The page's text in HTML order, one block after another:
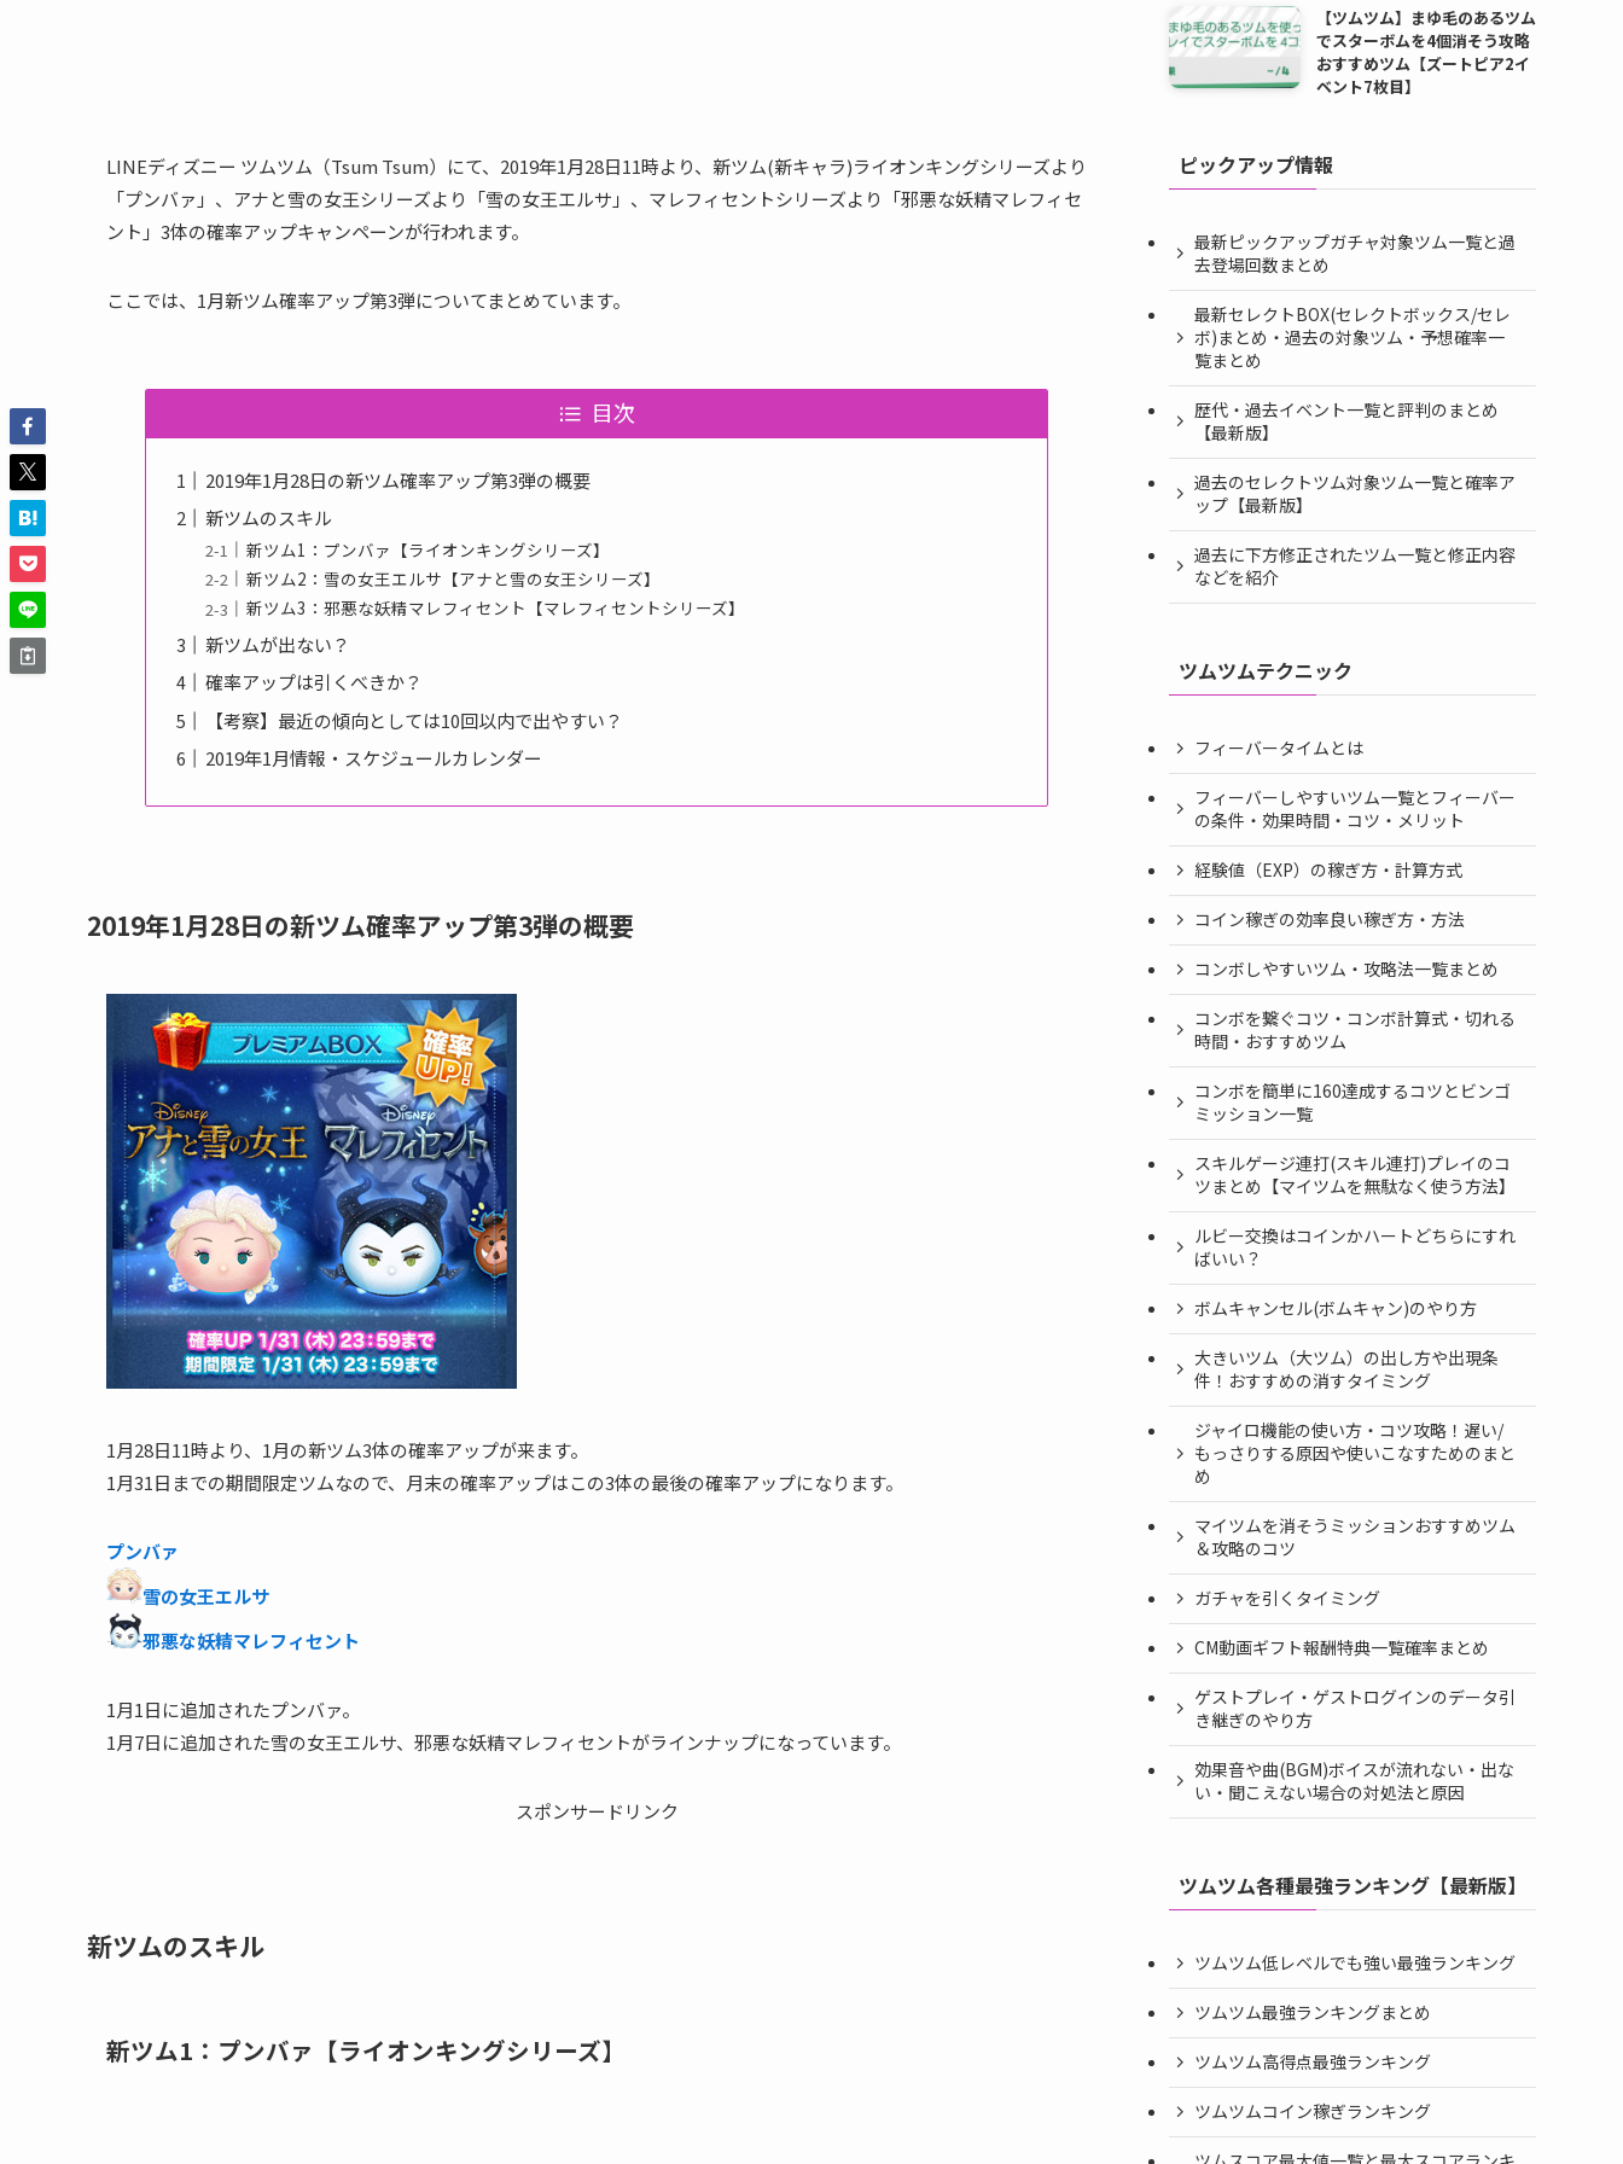
LINEディズニー ツムツム（Tsum Tsum）にて、2019年1月28日11時より、新ツム(新キャラ)ライオンキングシリーズより
「プンバァ」、アナと雪の女王シリーズより「雪の女王エルサ」、マレフィセントシリーズより「邪悪な妖精マレフィセ
ント」3体の確率アップキャンペーンが行われます。
ここでは、1月新ツム確率アップ第3弾についてまとめています。
目次
2019年1月28日の新ツム確率アップ第3弾の概要
新ツムのスキル
新ツム1：プンバァ【ライオンキングシリーズ】
新ツム2：雪の女王エルサ【アナと雪の女王シリーズ】
新ツム3：邪悪な妖精マレフィセント【マレフィセントシリーズ】
新ツムが出ない？
確率アップは引くべきか？
【考察】最近の傾向としては10回以内で出やすい？
2019年1月情報・スケジュールカレンダー
2019年1月28日の新ツム確率アップ第3弾の概要
1月28日11時より、1月の新ツム3体の確率アップが来ます。
1月31日までの期間限定ツムなので、月末の確率アップはこの3体の最後の確率アップになります。
プンバァ
雪の女王エルサ
邪悪な妖精マレフィセント
1月1日に追加されたプンバァ。
1月7日に追加された雪の女王エルサ、邪悪な妖精マレフィセントがラインナップになっています。
スポンサードリンク
新ツムのスキル
新ツム1：プンバァ【ライオンキングシリーズ】
【ツムツム】まゆ毛のあるツム
でスターボムを4個消そう攻略
おすすめツム【ズートピア2イ
ベント7枚目】
ピックアップ情報
最新ピックアップガチャ対象ツム一覧と過
去登場回数まとめ
最新セレクトBOX(セレクトボックス/セレ
ボ)まとめ・過去の対象ツム・予想確率一
覧まとめ
歴代・過去イベント一覧と評判のまとめ
【最新版】
過去のセレクトツム対象ツム一覧と確率ア
ップ【最新版】
過去に下方修正されたツム一覧と修正内容
などを紹介
ツムツムテクニック
フィーバータイムとは
フィーバーしやすいツム一覧とフィーバー
の条件・効果時間・コツ・メリット
経験値（EXP）の稼ぎ方・計算方式
コイン稼ぎの効率良い稼ぎ方・方法
コンボしやすいツム・攻略法一覧まとめ
コンボを繋ぐコツ・コンボ計算式・切れる
時間・おすすめツム
コンボを簡単に160達成するコツとビンゴ
ミッション一覧
スキルゲージ連打(スキル連打)プレイのコ
ツまとめ【マイツムを無駄なく使う方法】
ルビー交換はコインかハートどちらにすれ
ばいい？
ボムキャンセル(ボムキャン)のやり方
大きいツム（大ツム）の出し方や出現条
件！おすすめの消すタイミング
ジャイロ機能の使い方・コツ攻略！遅い/
もっさりする原因や使いこなすためのまと
め
マイツムを消そうミッションおすすめツム
＆攻略のコツ
ガチャを引くタイミング
CM動画ギフト報酬特典一覧確率まとめ
ゲストプレイ・ゲストログインのデータ引
き継ぎのやり方
効果音や曲(BGM)ボイスが流れない・出な
い・聞こえない場合の対処法と原因
ツムツム各種最強ランキング【最新版】
ツムツム低レベルでも強い最強ランキング
ツムツム最強ランキングまとめ
ツムツム高得点最強ランキング
ツムツムコイン稼ぎランキング